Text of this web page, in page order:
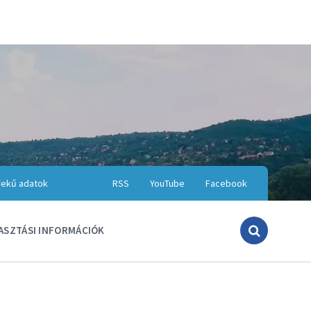
Facebook
YouTube
RSS
adatok
INFORMÁCIÓK